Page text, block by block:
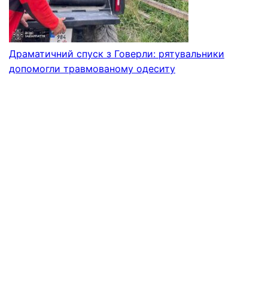
Драматичний спуск з Говерли: рятувальники
допомогли травмованому одеситу